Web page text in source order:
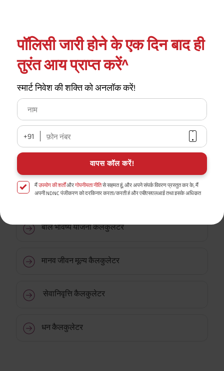
जीवन बीमा:
₹1 करोड़
प्रीमियम:
₹576 /माह
*
खरीदें अधिक जानिए
सर्वाधिक लोकप्रिय कैलकुलेटर
इनकम टैक्स कैलकुलेटर
टर्म इन्शुरन्स प्रीमियम कैलकुलेटर
बाल भविष्य योजना कैलकुलेटर
मानव जीवन मूल्य कैलकुलेटर
सेवानिवृत्ति कैलकुलेटर
धन कैलकुलेटर
पॉलिसी जारी होने के एक दिन बाद ही
तुरंत आय प्राप्त करें^
स्मार्ट निवेश की शक्ति को अनलॉक करें!
नाम
+91 फ़ोन नंबर
वापस कॉल करें!
मैंउपयोग की शर्तोंऔरगोपनीयता नीतिसे सहमत हूं, और अपने संपर्क विवरण प्रस्तुत कर के, मैं
अपनी NDNC पंजीकरण को दरकिनार करता/करती हूं और एबीएसएलआई तथा इसके अधिकृत
पार्टिसिपेटिंग व्यक्तिगत बचत जीवन बीमा योजना है। ^ यदि पॉलिसी शुरू करते समय 0 वर्ष डिफरमेंट
और "Annually in Advance" पेआउट फ्रीक्वेंसी चुनी गई हो। यह फ्रीक्वेंसी केवल "वार्षिक"